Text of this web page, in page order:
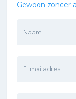
Gewoon zonder
Naam
E-mailadres